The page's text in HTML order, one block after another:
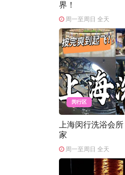
界！
周一至周日 全天
闵行区
上海闵行洗浴会
家
周一至周日 全天